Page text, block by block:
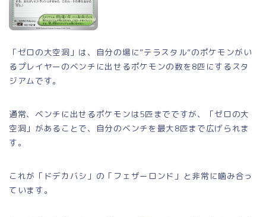
「ゼロの大空洞」は、自分の場に”テラスタル”のポケモンがい
るプレイヤーのベンチに出せるポケモンの数を8匹にするスタ
ジアムです。
通常、ベンチに出せるポケモンは5匹までですが、「ゼロの大
空洞」があることで、自分のベンチを最大8匹まで広げられま
す。
これが「ドデカバシ」の「フェザーロンド」と非常に噛み合っ
ています。